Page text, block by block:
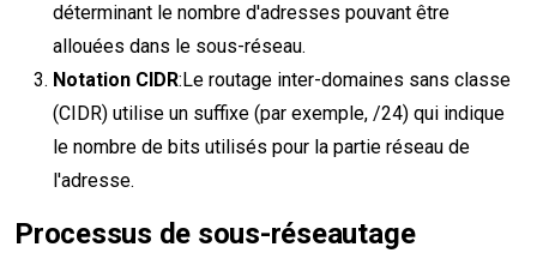
déterminant le nombre d'adresses pouvant être
allouées dans le sous-réseau.
Notation CIDR:Le routage inter-domaines sans classe
(CIDR) utilise un suffixe (par exemple, /24) qui indique
le nombre de bits utilisés pour la partie réseau de
l'adresse.
Processus de sous-réseautage